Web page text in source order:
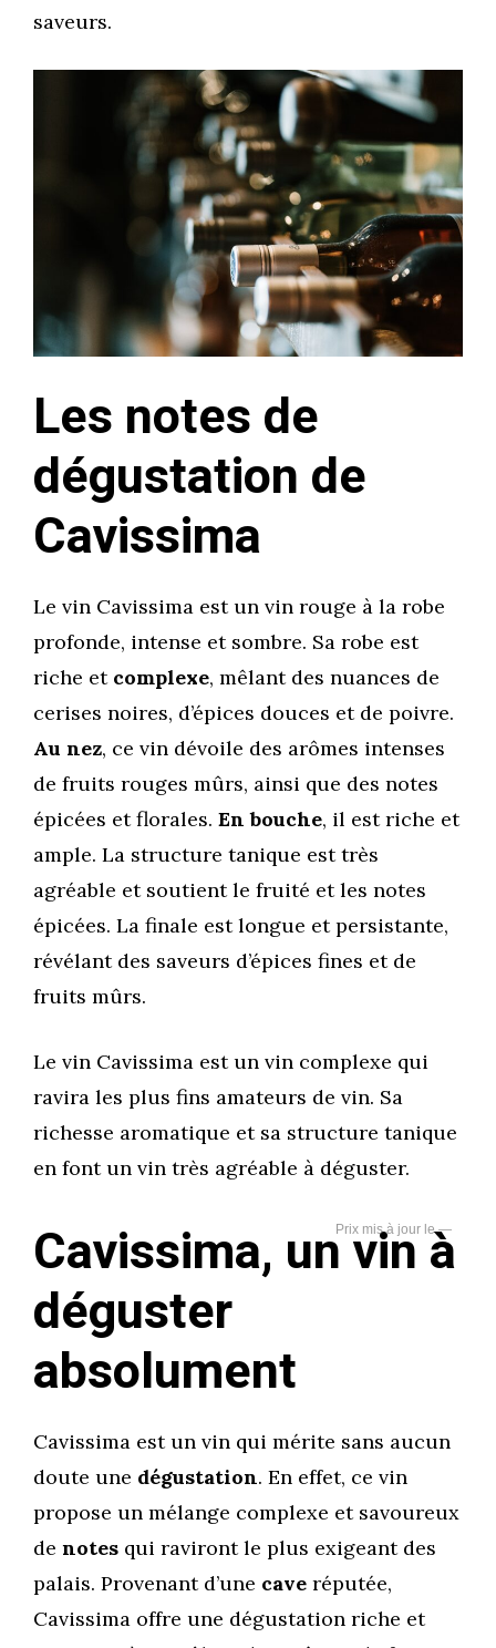
saveurs.
Les notes de
dégustation de
Cavissima
Le vin Cavissima est un vin rouge à la robe
profonde, intense et sombre. Sa robe est
riche et complexe, mêlant des nuances de
cerises noires, d’épices douces et de poivre.
Au nez, ce vin dévoile des arômes intenses
de fruits rouges mûrs, ainsi que des notes
épicées et florales. En bouche, il est riche et
ample. La structure tanique est très
agréable et soutient le fruité et les notes
épicées. La finale est longue et persistante,
révélant des saveurs d’épices fines et de
fruits mûrs.
Le vin Cavissima est un vin complexe qui
ravira les plus fins amateurs de vin. Sa
richesse aromatique et sa structure tanique
en font un vin très agréable à déguster.
—
Cavissima, un vin à
déguster
absolument
Cavissima est un vin qui mérite sans aucun
doute une dégustation. En effet, ce vin
propose un mélange complexe et savoureux
de notes qui raviront le plus exigeant des
palais. Provenant d’une cave réputée,
Cavissima offre une dégustation riche et